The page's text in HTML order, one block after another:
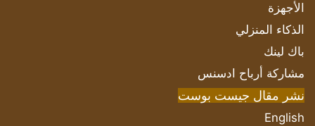
الأجهزة
الذكاء المنزلي
باك لينك
مشاركة أرباح ادسنس
نشر مقال جيست بوست
English